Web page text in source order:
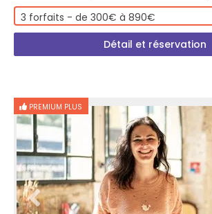
3 forfaits - de 300€ à 890€
Détail et réservation
PREMIUM PLUS